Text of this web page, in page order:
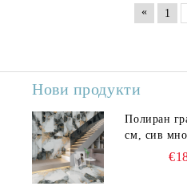
«
1
Нови продукти
Полиран
см, сив